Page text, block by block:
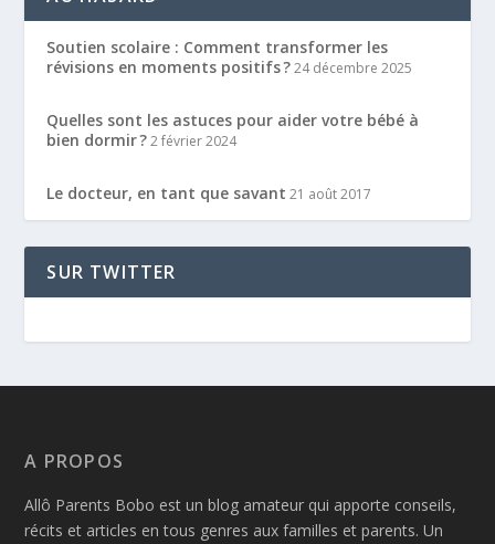
Soutien scolaire : Comment transformer les
révisions en moments positifs ?24 décembre 2025
Quelles sont les astuces pour aider votre bébé à
bien dormir ?2 février 2024
Le docteur, en tant que savant 21 août 2017
SUR TWITTER
A PROPOS
Allô Parents Bobo est un blog amateur qui apporte conseils,
récits et articles en tous genres aux familles et parents. Un